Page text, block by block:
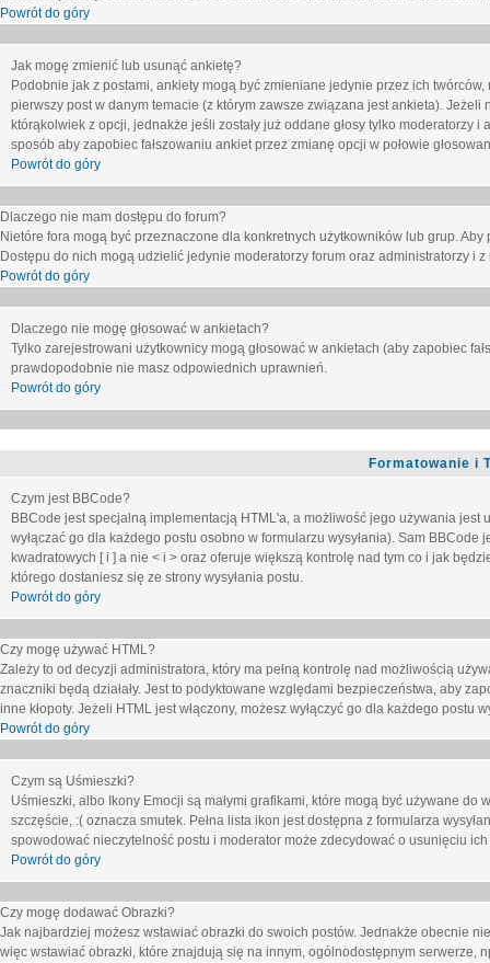
Powrót do góry
Jak mogę zmienić lub usunąć ankietę?
Podobnie jak z postami, ankiety mogą być zmieniane jedynie przez ich
pierwszy post w danym temacie (z którym zawsze związana jest ankieta).
którąkolwiek z opcji, jednakże jeśli zostały już oddane głosy tylko
sposób aby zapobiec fałszowaniu ankiet przez zmianę opcji w połowie
Powrót do góry
Dlaczego nie mam dostępu do forum?
Nietóre fora mogą być przeznaczone dla konkretnych użytkowników lub grup.
Dostępu do nich mogą udzielić jedynie moderatorzy forum oraz administratorzy i
Powrót do góry
Dlaczego nie mogę głosować w ankietach?
Tylko zarejestrowani użytkownicy mogą głosować w ankietach (aby zapobiec
prawdopodobnie nie masz odpowiednich uprawnień.
Powrót do góry
Formatowanie i
Czym jest BBCode?
BBCode jest specjalną implementacją HTML'a, a możliwość jego używania
wyłączać go dla każdego postu osobno w formularzu wysyłania). Sam
kwadratowych [ i ] a nie < i > oraz oferuje większą kontrolę nad tym co i jak
którego dostaniesz się ze strony wysyłania postu.
Powrót do góry
Czy mogę używać HTML?
Zależy to od decyzji administratora, który ma pełną kontrolę nad możliwością
znaczniki będą działały. Jest to podyktowane względami bezpieczeństwa, aby
inne kłopoty. Jeżeli HTML jest włączony, możesz wyłączyć go dla każdego
Powrót do góry
Czym są Uśmieszki?
Uśmieszki, albo Ikony Emocji są małymi grafikami, które mogą być używane
szczęście, :( oznacza smutek. Pełna lista ikon jest dostępna z formularza
spowodować nieczytelność postu i moderator może zdecydować o usunięciu ich
Powrót do góry
Czy mogę dodawać Obrazki?
Jak najbardziej możesz wstawiać obrazki do swoich postów. Jednakże obecnie
więc wstawiać obrazki, które znajdują się na innym, ogólnodostępnym serwerze,